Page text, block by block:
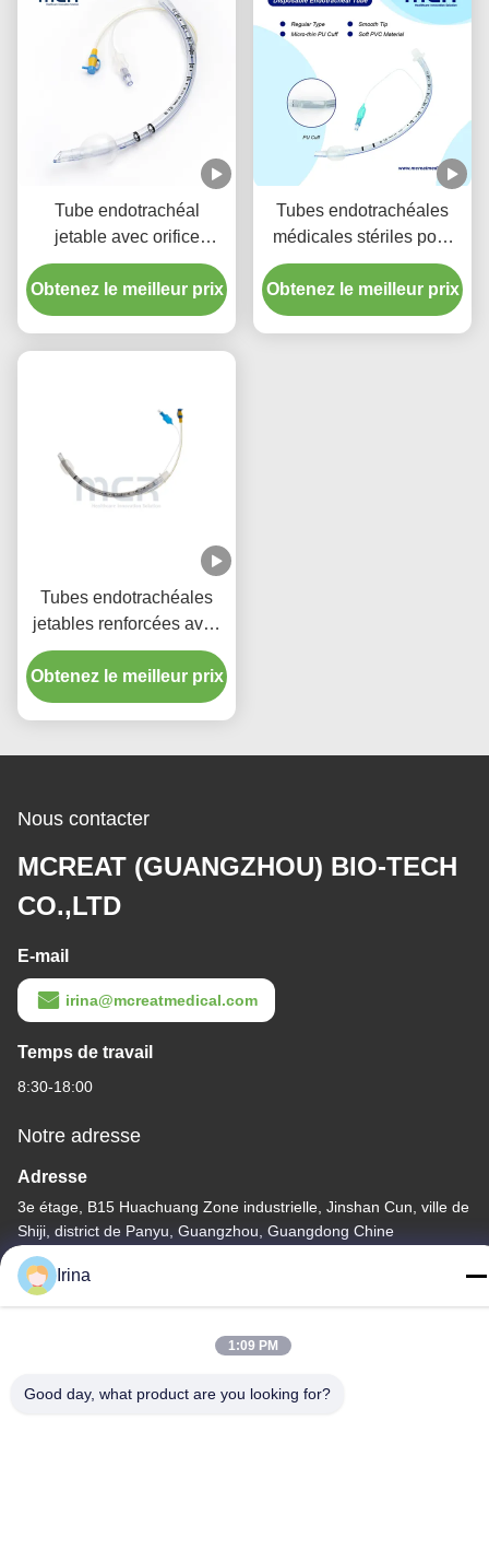
Tube endotrachéal
jetable avec orifice
d'aspiration - PVC
transparent sans DEHP
pour une garantie de
Obtenez le meilleur prix
Tubes endotrachéales
médicales stériles pour
toutes les tailles avec CE
ISO
Obtenez le meilleur prix
Tubes endotrachéales
jetables renforcées avec
port d'aspiration micro-
mince menotté en PU
Obtenez le meilleur prix
Nous contacter
MCREAT (GUANGZHOU) BIO-TECH
CO.,LTD
E-mail
irina@mcreatmedical.com
Temps de travail
8:30-18:00
Notre adresse
Adresse
3e étage, B15 Huachuang Zone industrielle, Jinshan Cun, ville de
Shiji, district de Panyu, Guangzhou, Guangdong Chine
Télégramme
86-020-3156-0583
Irina
1:09 PM
Good day, what product are you looking for?